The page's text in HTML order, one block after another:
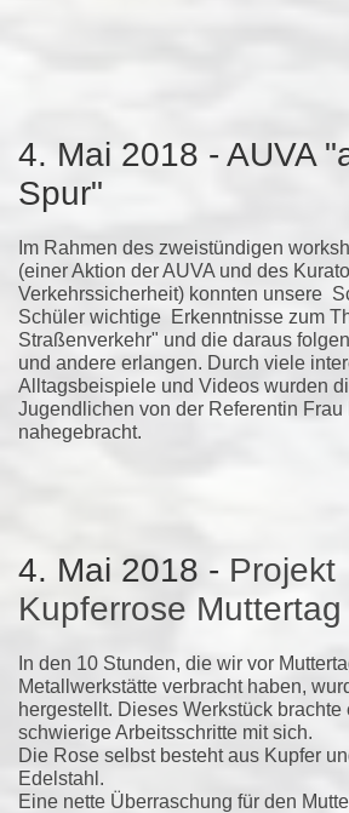
4. Mai 2018 - AUVA
Spur"
Im Rahmen des zweistündigen
(einer Aktion der AUVA und des
Verkehrssicherheit) konnten unsere
Schüler wichtige Erkenntnisse zum
Straßenverkehr" und die daraus
und andere erlangen. Durch viele
Alltagsbeispiele und Videos wurden
Jugendlichen von der Referentin
nahegebracht.
4. Mai 2018 - Projekt
Kupferrose Muttertag
In den 10 Stunden, die wir vor
Metallwerkstätte verbracht haben,
hergestellt. Dieses Werkstück brachte
schwierige Arbeitsschritte mit sich.
Die Rose selbst besteht aus Kupfer
Edelstahl.
Eine nette Überraschung für den